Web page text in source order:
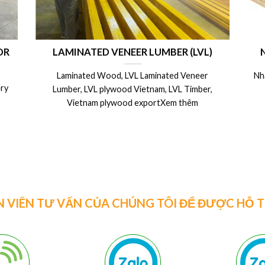
x
CÁC BIỆN PHÁP CÁCH BẢO QUẢN VÁN
COPPHA PHỦ PHIM, COPPHA 4m SỬ
DỤNG ĐƯỢC NHIỀU LẦN
Nhà Máy ván coppha phủ phim, coppha cột dầm
VIÊN TƯ VẤN CỦA CHÚNG TÔI ĐỂ ĐƯỢC HỖ